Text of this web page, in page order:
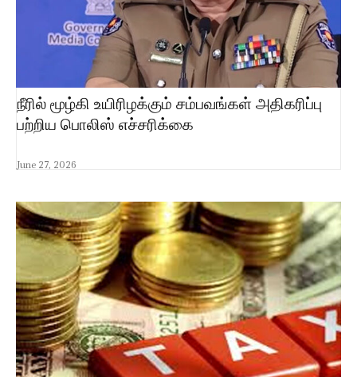
நீரில் மூழ்கி உயிரிழக்கும் சம்பவங்கள் அதிகரிப்பு
பற்றிய பொலிஸ் எச்சரிக்கை
June 27, 2026